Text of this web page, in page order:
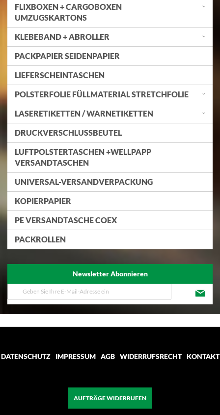
FLIXBOXEN + CARGOBOXEN
UMZUGSKARTONS
KLEBEBAND + ABROLLER
PACKPAPIER SEIDENPAPIER
LIEFERSCHEINTASCHEN
POLSTERFOLIE FÜLLMATERIAL STRETCHFOLIE
LASERETIKETTEN / WARNETIKETTEN
DRUCKVERSCHLUSSBEUTEL
LUFTPOLSTERTASCHEN +WELLPAPP
VERSANDTASCHEN
UNIVERSAL-VERSANDVERPACKUNG
KOPIERPAPIER
PE VERSANDTASCHE COEX
PACKROLLEN
Newsletter Abonnieren
Melden
Sie
unseren
DATENSCHUTZ
IMPRESSUM AGB WIDERRUFSRECHT KONTAKT
AUFTRÄGE WIDERRUFEN